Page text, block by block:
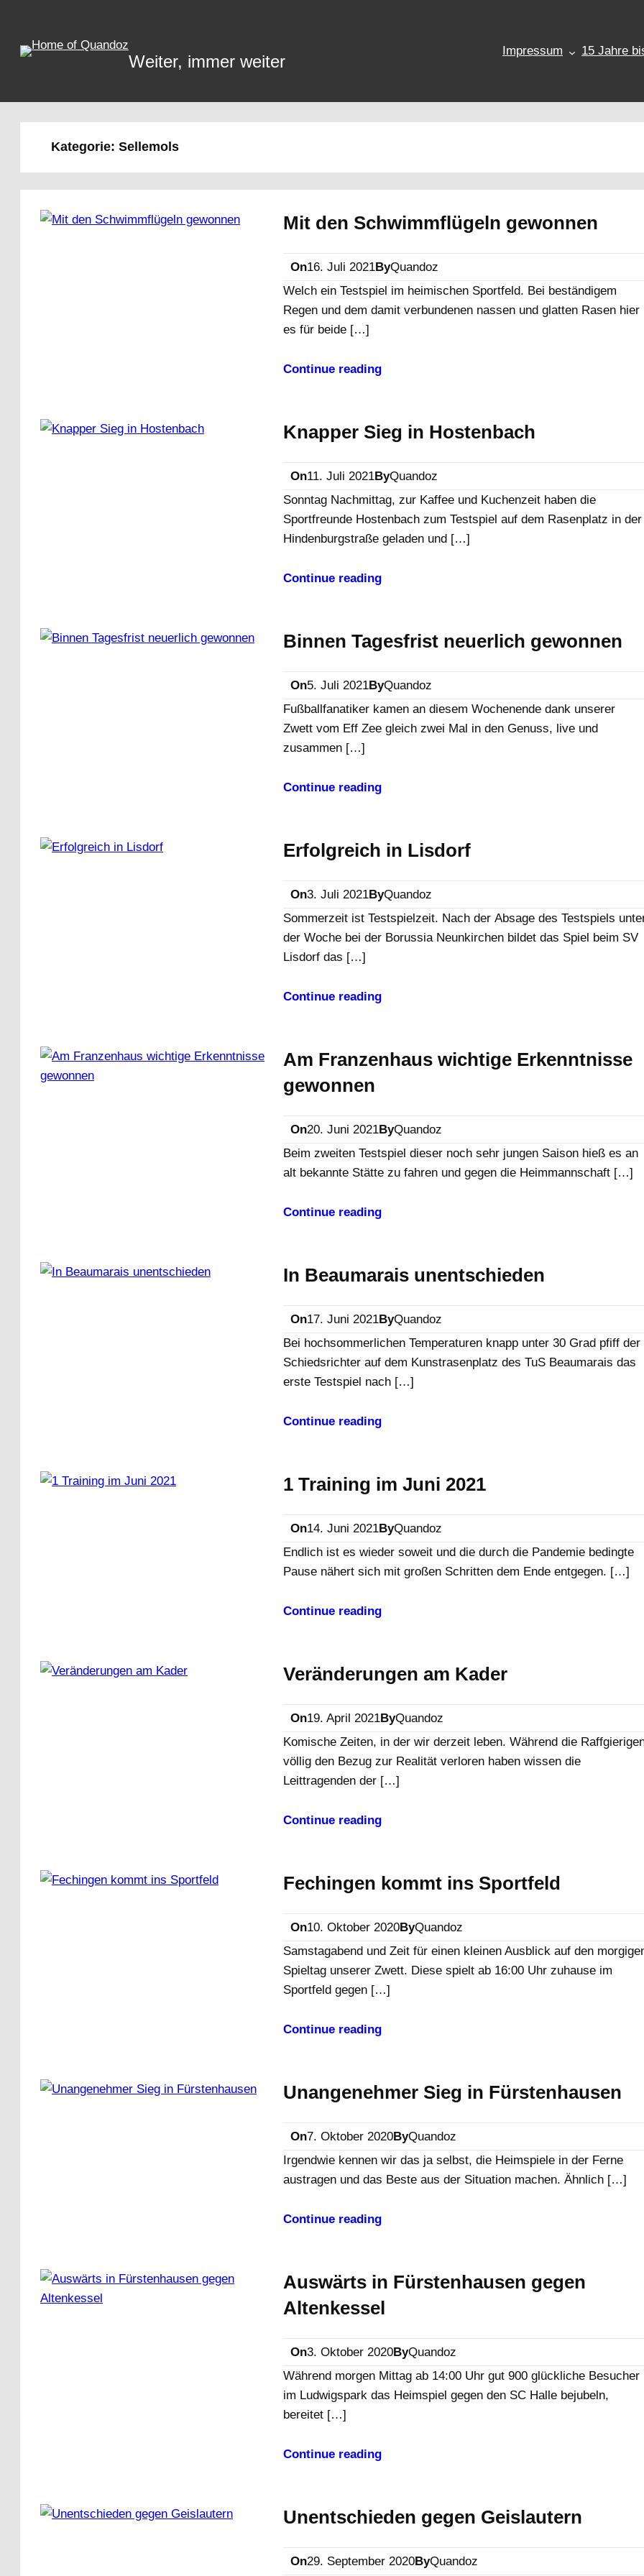
springen
Weiter, immer weiter
Impressum 15 Jahre
Kategorie: Sellemols
Mit den Schwimmflügeln gewonnen
On16. Juli 2021ByQuandoz
Welch ein Testspiel im heimischen Sportfeld. Bei beständigem
Regen und dem damit verbundenen nassen und glatten Rasen hier
es für beide […]
Continue reading
Knapper Sieg in Hostenbach
On11. Juli 2021ByQuandoz
Sonntag Nachmittag, zur Kaffee und Kuchenzeit haben die
Sportfreunde Hostenbach zum Testspiel auf dem Rasenplatz in der
Hindenburgstraße geladen und […]
Continue reading
Binnen Tagesfrist neuerlich gewonnen
On5. Juli 2021ByQuandoz
Fußballfanatiker kamen an diesem Wochenende dank unserer
Zwett vom Eff Zee gleich zwei Mal in den Genuss, live und
zusammen […]
Continue reading
Erfolgreich in Lisdorf
On3. Juli 2021ByQuandoz
Sommerzeit ist Testspielzeit. Nach der Absage des Testspiels
der Woche bei der Borussia Neunkirchen bildet das Spiel beim SV
Lisdorf das […]
Continue reading
Am Franzenhaus wichtige Erkenntnisse
gewonnen
On20. Juni 2021ByQuandoz
Beim zweiten Testspiel dieser noch sehr jungen Saison hieß es an
alt bekannte Stätte zu fahren und gegen die Heimmannschaft […]
Continue reading
In Beaumarais unentschieden
On17. Juni 2021ByQuandoz
Bei hochsommerlichen Temperaturen knapp unter 30 Grad pfiff der
Schiedsrichter auf dem Kunstrasenplatz des TuS Beaumarais das
erste Testspiel nach […]
Continue reading
1 Training im Juni 2021
On14. Juni 2021ByQuandoz
Endlich ist es wieder soweit und die durch die Pandemie bedingte
Pause nähert sich mit großen Schritten dem Ende entgegen. […]
Continue reading
Veränderungen am Kader
On19. April 2021ByQuandoz
Komische Zeiten, in der wir derzeit leben. Während die
völlig den Bezug zur Realität verloren haben wissen die
Leittragenden der […]
Continue reading
Fechingen kommt ins Sportfeld
On10. Oktober 2020ByQuandoz
Samstagabend und Zeit für einen kleinen Ausblick auf den
Spieltag unserer Zwett. Diese spielt ab 16:00 Uhr zuhause im
Sportfeld gegen […]
Continue reading
Unangenehmer Sieg in Fürstenhausen
On7. Oktober 2020ByQuandoz
Irgendwie kennen wir das ja selbst, die Heimspiele in der Ferne
austragen und das Beste aus der Situation machen. Ähnlich […]
Continue reading
Auswärts in Fürstenhausen gegen
Altenkessel
On3. Oktober 2020ByQuandoz
Während morgen Mittag ab 14:00 Uhr gut 900 glückliche Besucher
im Ludwigspark das Heimspiel gegen den SC Halle bejubeln,
bereitet […]
Continue reading
Unentschieden gegen Geislautern
On29. September 2020ByQuandoz